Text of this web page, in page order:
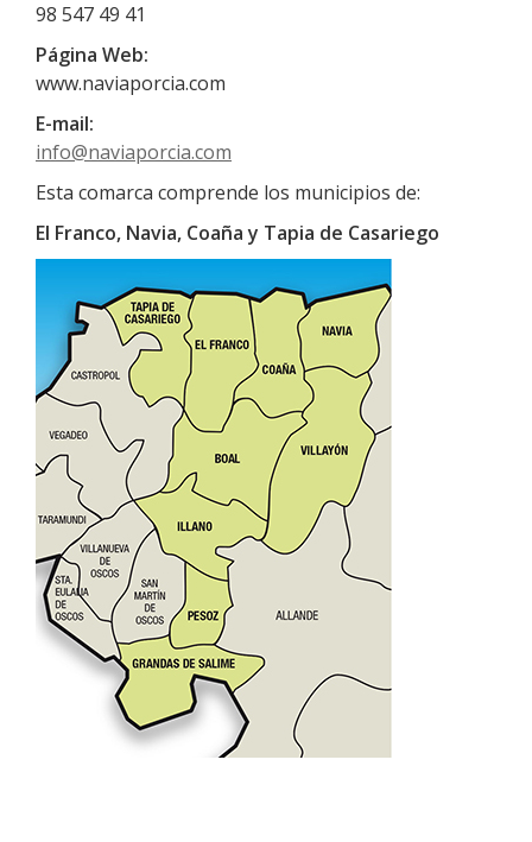
98 547 49 41
Página Web:
www.naviaporcia.com
E-mail:
info@naviaporcia.com
Esta comarca comprende los municipios de:
El Franco, Navia, Coaña y Tapia de Casariego